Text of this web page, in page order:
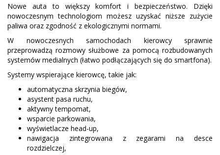
Nowe auta to większy komfort i bezpieczeństwo. Dzięki
nowoczesnym technologiom możesz uzyskać niższe zużycie
paliwa oraz zgodność z ekologicznymi normami.
W nowoczesnych samochodach kierowcy sprawnie
przeprowadzą rozmowy służbowe za pomocą rozbudowanych
systemów medialnych (łatwo podłączających się do smartfona).
Systemy wspierające kierowcę, takie jak:
automatyczna skrzynia biegów,
asystent pasa ruchu,
aktywny tempomat,
wsparcie parkowania,
wyświetlacze head-up,
nawigacja zintegrowana z zegarami na desce
rozdzielczej,